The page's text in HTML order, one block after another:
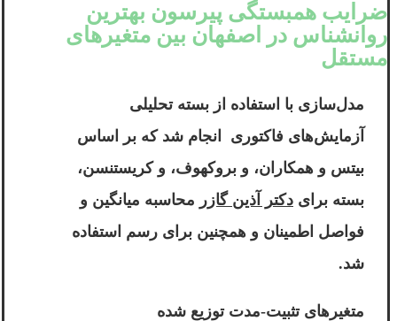
ضرایب همبستگی پیرسون بهترین
روانشناس در اصفهان بین متغیرهای
مستقل
مدل‌سازی با استفاده از بسته تحلیلی
آزمایش‌های فاکتوری انجام شد که بر اساس
بیتس و همکاران، و بروکهوف، و کریستنسن،
بسته برای دکتر آذین گازر محاسبه میانگین و
فواصل اطمینان و همچنین برای رسم استفاده
شد.
متغیرهای تثبیت-مدت توزیع شده